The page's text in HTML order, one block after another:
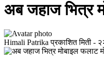
अब जहाज भित्र
Himali Patrika प्रकाशित मिती -